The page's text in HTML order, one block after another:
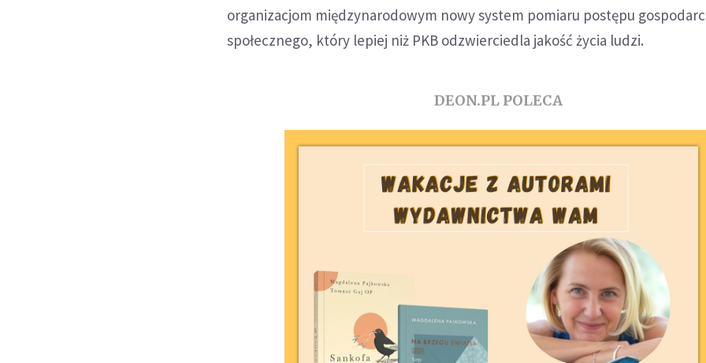
organizacjom międzynarodowym nowy system pomiaru postępu
społecznego, który lepiej niż PKB odzwierciedla jakość życia ludzi.
DEON.PL POLECA